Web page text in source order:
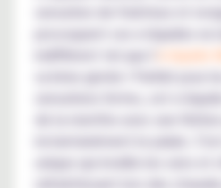
sensation de fraîcheur et
provoquent ces e-liquides ne
indifférent tel que l'
sa brise givrée ! Parfait pour
sensations fortes, cet e-
de la menthe avec une
instantanément le palais.
unique qui éveille les sens et